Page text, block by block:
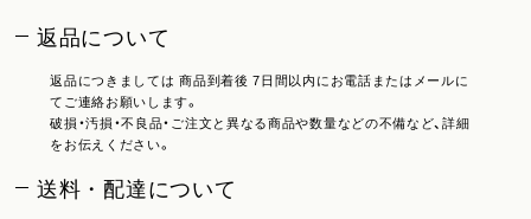
返品について
返品につきましては 商品到着後 7日間以内にお電話またはメールに
てご連絡お願いします。
破損・汚損・不良品・ご注文と異なる商品や数量などの不備など、詳細
をお伝えください。
送料・配達について